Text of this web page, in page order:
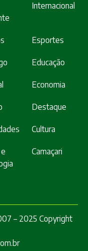
Internacional
Esportes
Educação
Economia
Destaque
Cultura
Camaçari
– 2025 Copyright